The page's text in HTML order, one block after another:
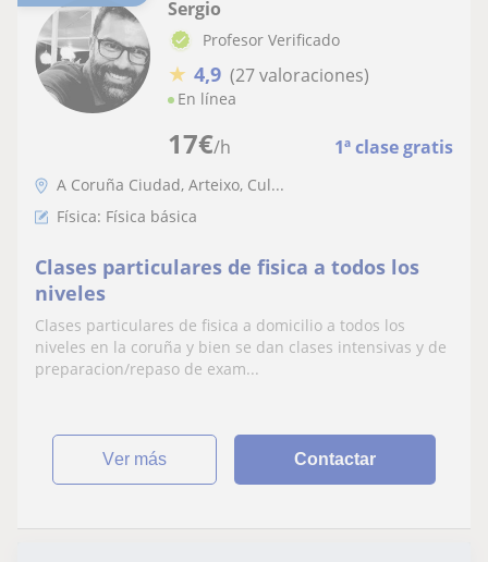
17€/h 1ª clase gratis
Sergio
Profesor Verificado
★ 4,9 (27 valoraciones)
En línea
A Coruña Ciudad, Arteixo, Cul...
Física: Física básica
Clases particulares de fisica a todos los
niveles
Clases particulares de fisica a domicilio a todos los
niveles en la coruña y bien se dan clases intensivas y de
preparacion/repaso de exam...
ver más Contactar